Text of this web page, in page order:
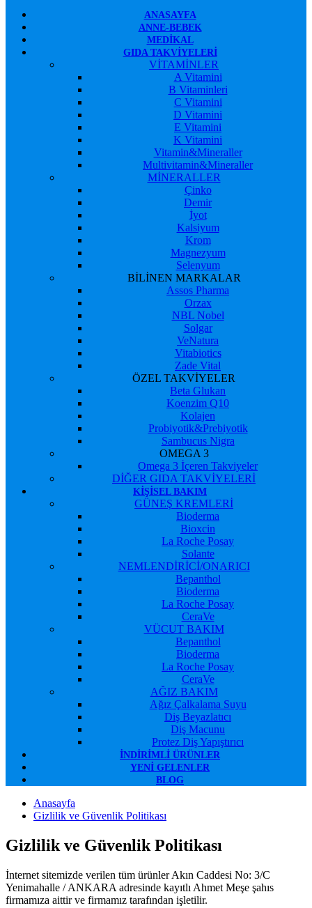
ANASAYFA
ANNE-BEBEK
MEDIKAL
GIDA TAKVIYELERI
VİTAMİNLER
A Vitamini
B Vitaminleri
C Vitamini
D Vitamini
E Vitamini
K Vitamini
Vitamin&Mineraller
Multivitamin&Mineraller
MİNERALLER
Çinko
Demir
İyot
Kalsiyum
Krom
Magnezyum
Selenyum
BİLİNEN MARKALAR
Assos Pharma
Orzax
NBL Nobel
Solgar
VeNatura
Vitabiotics
Zade Vital
ÖZEL TAKVİYELER
Beta Glukan
Koenzim Q10
Kolajen
Probiyotik&Prebiyotik
Sambucus Nigra
OMEGA 3
Omega 3 İçeren Takviyeler
DİĞER GIDA TAKVİYELERİ
KIŞISEL BAKIM
GÜNEŞ KREMLERİ
Bioderma
Bioxcin
La Roche Posay
Solante
NEMLENDİRİCİ/ONARICI
Bepanthol
Bioderma
La Roche Posay
CeraVe
VÜCUT BAKIM
Bepanthol
Bioderma
La Roche Posay
CeraVe
AĞIZ BAKIM
Ağız Çalkalama Suyu
Diş Beyazlatıcı
Diş Macunu
Protez Diş Yapıştırıcı
İNDIRIMLI ÜRÜNLER
YENI GELENLER
BLOG
Anasayfa
Gizlilik ve Güvenlik Politikası
Gizlilik ve Güvenlik Politikası
İnternet sitemizde verilen tüm ürünler Akın Caddesi No: 3/C
Yenimahalle / ANKARA adresinde kayıtlı Ahmet Meşe şahıs
firmamıza aittir ve firmamız tarafından işletilir.